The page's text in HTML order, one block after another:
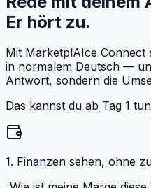
Er hört zu.
Mit MarketplAIce Connect
in normalem Deutsch —
Antwort, sondern die
Das kannst du ab Tag 1
1. Finanzen sehen, ohne